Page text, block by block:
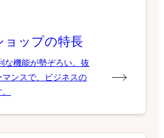
ョップの特長
な機能が勢ぞろい。抜
ンスで、ビジネスの